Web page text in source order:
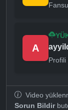
A
Profili
Video
Sorun Bildir